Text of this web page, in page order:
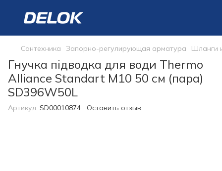
Сантехника Запорно-регулирующая арматура Шланги
Гнучка підводка для води Thermo
Alliance Standart М10 50 см (пара)
SD396W50L
Артикул: SD00010874 Оставить отзыв